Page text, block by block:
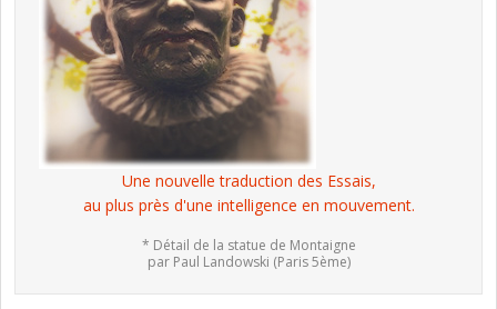
Une nouvelle traduction des Essais,
au plus près d'une intelligence en mouvement.
* Détail de la statue de Montaigne
par Paul Landowski (Paris 5ème)